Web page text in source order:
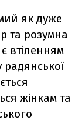
як дуже
та розумна
втіленням
радянської
жінкам та